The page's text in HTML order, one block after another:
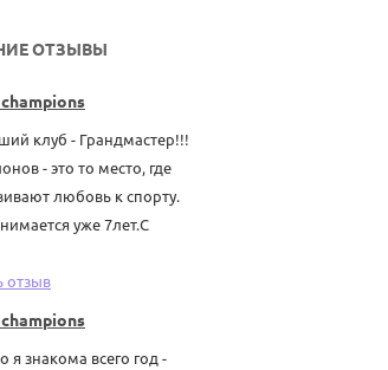
ОТЗЫВЫ
клуб - Грандмастер!!!
- это то место, где
любовь к спорту.
уже 7лет.С
отзыв
я знакома всего год -